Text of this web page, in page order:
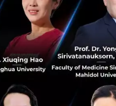
ในขณะที่หลายองค์กรต้อง
ที่ไม่ยืดหยุ่น เด็กรุ่นใหม่ในฝั่
อยากมีอิสระในการจัดการเว
งานของตัวเองมากกว่า
CK มองว่าสถานการณ์นี้จะไ
อนาคต และมองว่าในอีกไม่